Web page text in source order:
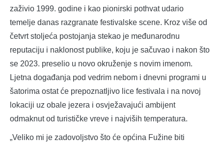
zaživio 1999. godine i kao pionirski pothvat udario
temelje danas razgranate festivalske scene. Kroz više od
četvrt stoljeća postojanja stekao je međunarodnu
reputaciju i naklonost publike, koju je sačuvao i nakon što
se 2023. preselio u novo okruženje s novim imenom.
Ljetna događanja pod vedrim nebom i dnevni programi u
šatorima ostat će prepoznatljivo lice festivala i na novoj
lokaciji uz obale jezera i osvježavajući ambijent
odmaknut od turističke vreve i najviših temperatura.
„Veliko mi je zadovoljstvo što će općina Fužine biti